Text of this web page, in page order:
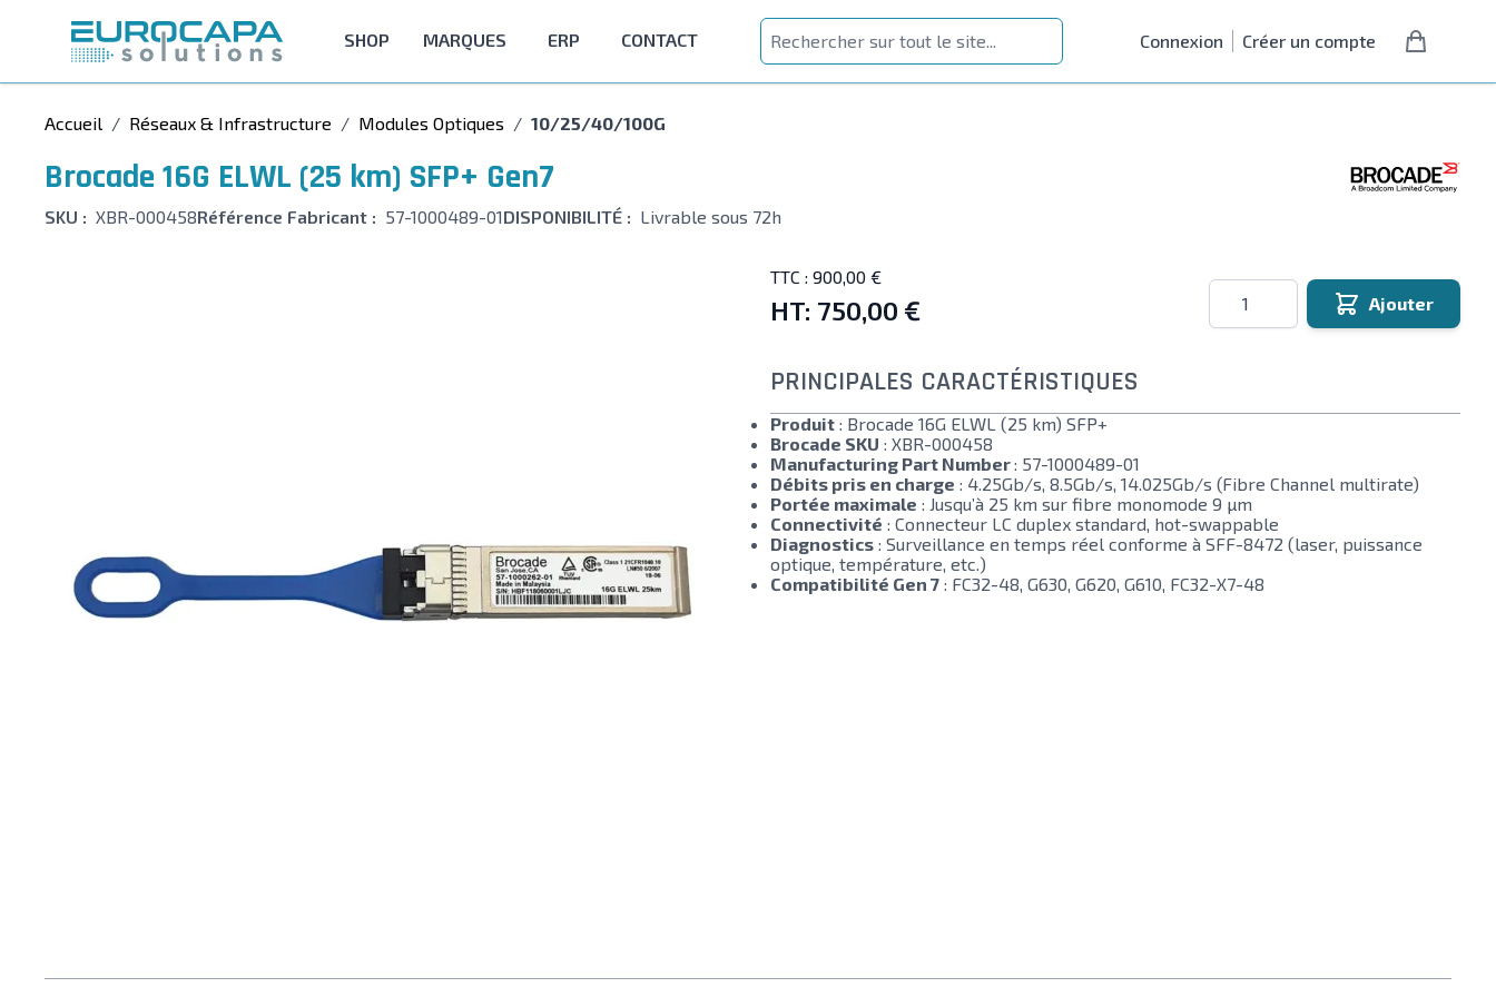
SHOP
MARQUES ERP CONTACT Connexion Créer un compte
Accueil / Réseaux & Infrastructure / Modules Optiques / 10/25/40/100G
Brocade 16G ELWL (25 km) SFP+ Gen7
SKU : XBR-000458Référence Fabricant : 57-1000489-01DISPONIBILITÉ : Livrable sous 72h
TTC : 900,00 €
HT: 750,00 €
Quantité
Ajouter
PRINCIPALES CARACTÉRISTIQUES
Produit : Brocade 16G ELWL (25 km) SFP+
Brocade SKU : XBR-000458
Manufacturing Part Number: 57-1000489-01
Débits pris en charge : 4.25Gb/s, 8.5Gb/s, 14.025Gb/s (Fibre Channel multirate)
Portée maximale : Jusqu’à 25 km sur fibre monomode 9 µm
Connectivité : Connecteur LC duplex standard, hot-swappable
Diagnostics : Surveillance en temps réel conforme à SFF-8472 (laser, puissance
optique, température, etc.)
Compatibilité Gen 7 : FC32-48, G630, G620, G610, FC32-X7-48